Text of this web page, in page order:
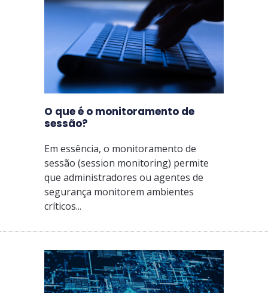
O que é o monitoramento de
sessão?
Em essência, o monitoramento de
sessão (session monitoring) permite
que administradores ou agentes de
segurança monitorem ambientes
críticos...